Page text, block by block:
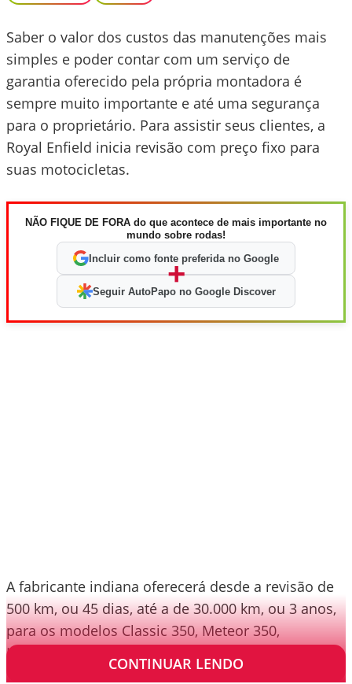
Saber o valor dos custos das manutenções mais
simples e poder contar com um serviço de
garantia oferecido pela própria montadora é
sempre muito importante e até uma segurança
para o proprietário. Para assistir seus clientes, a
Royal Enfield inicia revisão com preço fixo para
suas motocicletas.
NÃO FIQUE DE FORA do que acontece de mais importante no
mundo sobre rodas!
Incluir como fonte preferida no Google
+
Seguir AutoPapo no Google Discover
A fabricante indiana oferecerá desde a revisão de
500 km, ou 45 dias, até a de 30.000 km, ou 3 anos,
para os modelos Classic 350, Meteor 350,
Himalayan, Interceptor e Continental GT;
CONTINUAR LENDO